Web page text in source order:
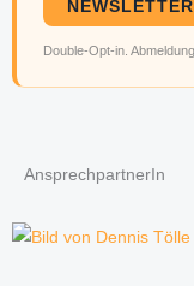
Double-Opt-in.
AnsprechpartnerIn